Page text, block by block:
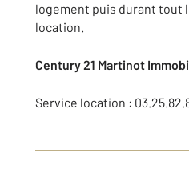
logement puis durant tout
location.
Century 21 Martinot
Service location :